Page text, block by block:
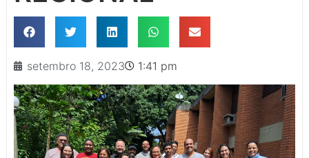
setembro 18, 2023 1:41 pm